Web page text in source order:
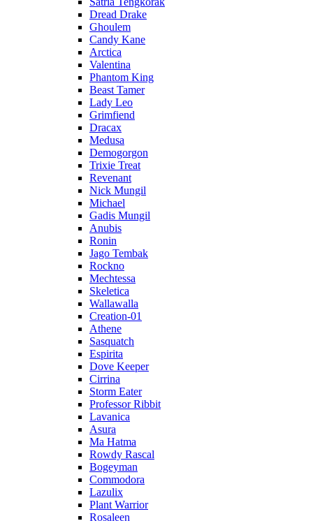
Dread Drake
Ghoulem
Candy Kane
Arctica
Valentina
Phantom King
Beast Tamer
Lady Leo
Grimfiend
Dracax
Medusa
Demogorgon
Trixie Treat
Revenant
Nick Mungil
Michael
Gadis Mungil
Anubis
Ronin
Jago Tembak
Rockno
Mechtessa
Skeletica
Wallawalla
Creation-01
Athene
Sasquatch
Espirita
Dove Keeper
Cirrina
Storm Eater
Professor Ribbit
Lavanica
Asura
Ma Hatma
Rowdy Rascal
Bogeyman
Commodora
Lazulix
Plant Warrior
Rosaleen